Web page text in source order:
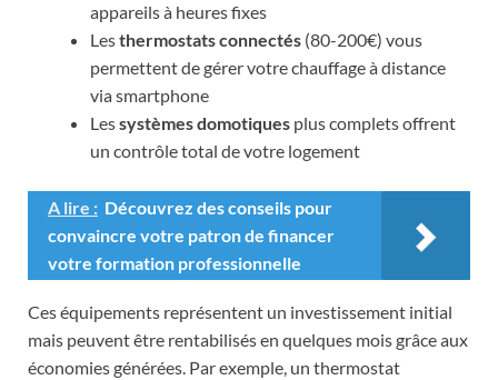
appareils à heures fixes
Lesthermostats connectés (80-200€) vous
permettent de gérer votre chauffage à distance
via smartphone
Lessystèmes domotiques plus complets offrent
un contrôle total de votre logement
A lire : Découvrez des conseils pour
convaincre votre patron de financer
votre formation professionnelle
Ces équipements représentent un investissement initial
mais peuvent être rentabilisés en quelques mois grâce aux
économies générées. Par exemple, un thermostat